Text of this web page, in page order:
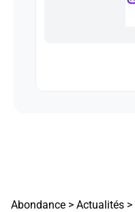
Abondance > Actualités >